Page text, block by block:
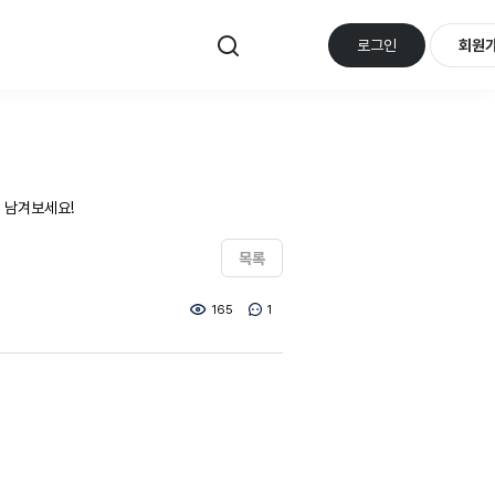
로그인 회원
겨보세요!
목록
165 1